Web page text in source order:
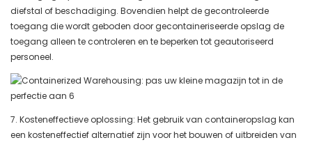
diefstal of beschadiging. Bovendien helpt de gecontroleerde
toegang die wordt geboden door gecontaineriseerde opslag de
toegang alleen te controleren en te beperken tot geautoriseerd
personeel.
7. Kosteneffectieve oplossing: Het gebruik van containeropslag kan
een kosteneffectief alternatief zijn voor het bouwen of uitbreiden van